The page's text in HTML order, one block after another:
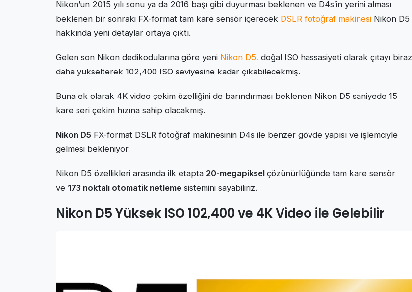
Nikon’un 2015 yılı sonu ya da 2016 başı gibi duyurması beklenen ve D4s’in yerini alması
beklenen bir sonraki FX-format tam kare sensör içerecek DSLR fotoğraf makinesi Nikon D5
hakkında yeni detaylar ortaya çıktı.
Gelen son Nikon dedikodularına göre yeni Nikon D5, doğal ISO hassasiyeti olarak çıtayı biraz
daha yükselterek 102,400 ISO seviyesine kadar çıkabilecekmiş.
Buna ek olarak 4K video çekim özelliğini de barındırması beklenen Nikon D5 saniyede 15
kare seri çekim hızına sahip olacakmış.
Nikon D5 FX-format DSLR fotoğraf makinesinin D4s ile benzer gövde yapısı ve işlemciyle
gelmesi bekleniyor.
Nikon D5 özellikleri arasında ilk etapta 20-megapiksel çözünürlüğünde tam kare sensör
ve 173 noktalı otomatik netleme sistemini sayabiliriz.
Nikon D5 Yüksek ISO 102,400 ve 4K Video ile Gelebilir